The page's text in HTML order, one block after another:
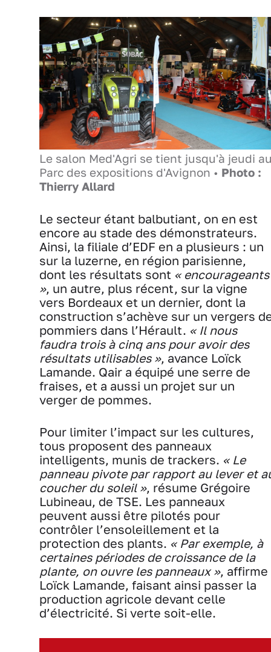
Le salon Med'Agri se tient jusqu'à jeudi
Parc des expositions d'Avignon • Photo :
Thierry Allard
Le secteur étant balbutiant, on en est
encore au stade des démonstrateurs.
Ainsi, la filiale d’EDF en a plusieurs : un
sur la luzerne, en région parisienne,
dont les résultats sont « encourageants
», un autre, plus récent, sur la vigne
vers Bordeaux et un dernier, dont la
construction s’achève sur un vergers
pommiers dans l’Hérault. « Il nous
faudra trois à cinq ans pour avoir des
résultats utilisables », avance Loïck
Lamande. Qair a équipé une serre de
fraises, et a aussi un projet sur un
verger de pommes.
Pour limiter l’impact sur les cultures,
tous proposent des panneaux
intelligents, munis de trackers. « Le
panneau pivote par rapport au lever et
coucher du soleil », résume Grégoire
Lubineau, de TSE. Les panneaux
peuvent aussi être pilotés pour
contrôler l’ensoleillement et la
protection des plants. « Par exemple, à
certaines périodes de croissance de la
plante, on ouvre les panneaux », affirme
Loïck Lamande, faisant ainsi passer la
production agricole devant celle
d’électricité. Si verte soit-elle.